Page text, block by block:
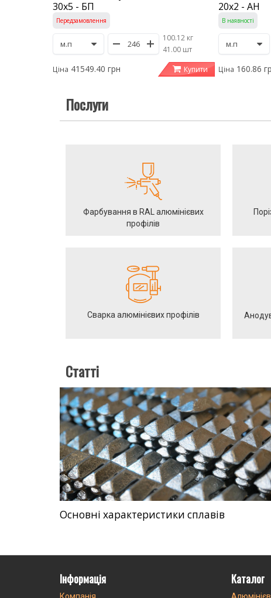
30х5 - БП
Передзамовлення
100.12 кг
/41.00 шт
Ціна 41549.40 грн Купити
20х2 - АН
В наявності
Ціна 160.86
Послуги
Фарбування в RAL алюмінієвих
профілів
Сварка алюмінієвих профілів
Статті
Основні характеристики сплавів
Інформація Каталог